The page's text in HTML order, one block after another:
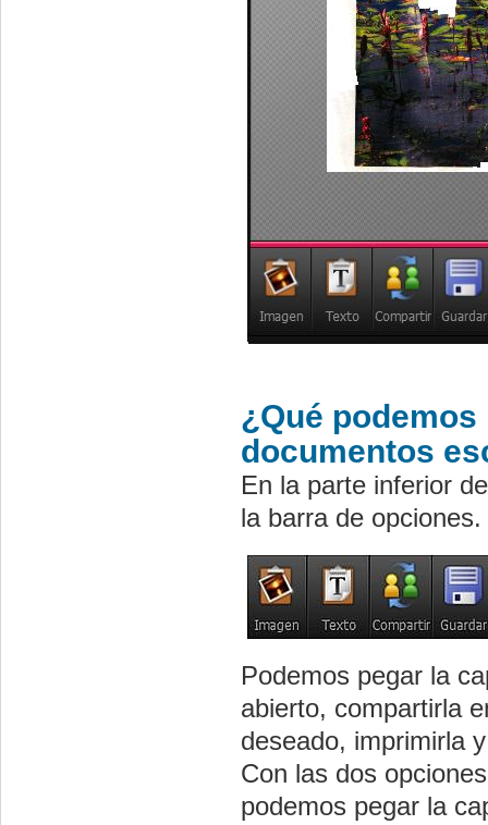
¿Qué
documentos
En la parte inferior
la barra de opciones.
Podemos pegar la
abierto, compartirla
deseado, imprimirla
Con las dos
podemos pegar la